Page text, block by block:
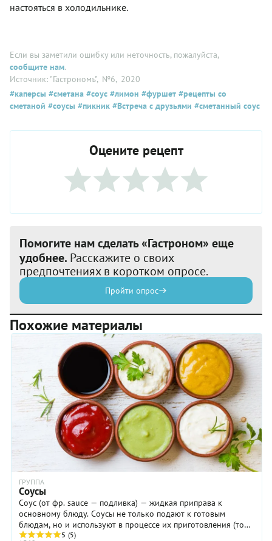
настояться в холодильнике.
Если вы заметили ошибку или неточность, пожалуйста,
сообщите нам.
Источник: "Гастрономъ", №6, 2020
#каперсы #сметана #соус #лимон #фуршет #рецепты со
сметаной #соусы #пикник #Встреча с друзьями #сметанный соус
Оцените рецепт
Помогите нам сделать «Гастроном» еще
удобнее. Расскажите о своих
предпочтениях в коротком опросе.
Пройти опрос
Похожие материалы
ГРУППА
Соусы
Соус (от фр. sauce — подливка) — жидкая приправа к
основному блюду. Соусы не только подают к готовым
блюдам, но и используют в процессе их приготовления (то
есть брезеруют продукты в соусе или ...
5 (5)